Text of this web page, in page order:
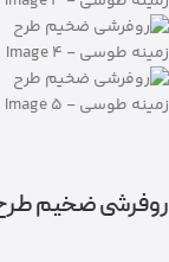
روفرشی ضخیم